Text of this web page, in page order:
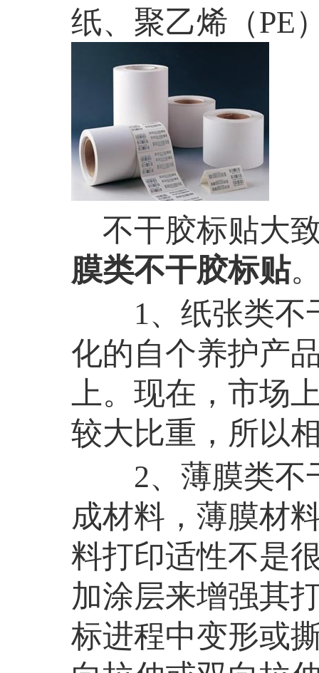
纸、聚乙烯（PE
不干胶标贴大
膜类不干胶标贴
1、纸张类
化的自个养护产
上。现在，市场
较大比重，所以
2、薄膜类不
成材料，薄膜材
料打印适性不是
加涂层来增强其
标进程中变形或